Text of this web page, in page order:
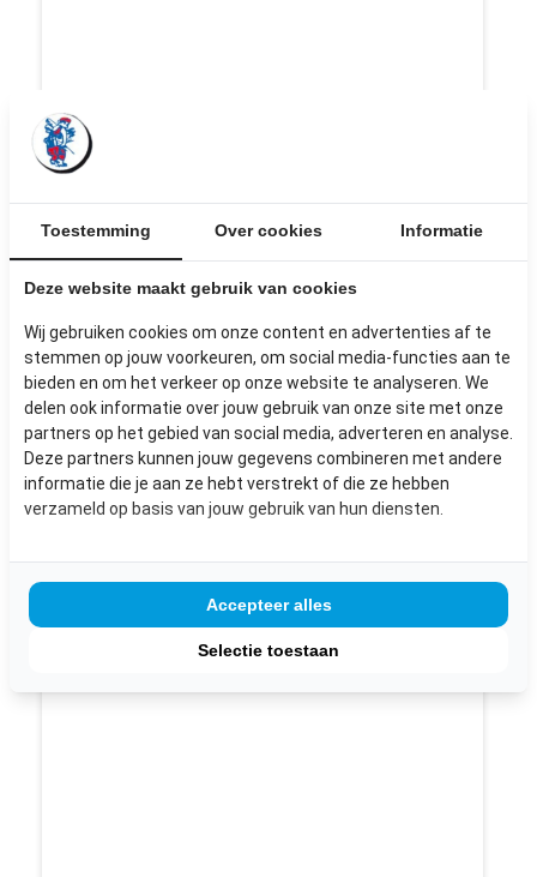
VIERVLAK DEUR MET GLAS IN LOOD
BOVENLICHT
Afmetingen: 76 x 210 cm
€ 85,-
Bekijk dit product
Toestemming Over cookies Informatie
Deze website maakt gebruik van cookies
Wij gebruiken cookies om onze content en advertenties af te
stemmen op jouw voorkeuren, om social media-functies aan te
bieden en om het verkeer op onze website te analyseren. We
delen ook informatie over jouw gebruik van onze site met onze
partners op het gebied van social media, adverteren en analyse.
Deze partners kunnen jouw gegevens combineren met andere
informatie die je aan ze hebt verstrekt of die ze hebben
verzameld op basis van jouw gebruik van hun diensten.
Selectie toestaan
Accepteer alles